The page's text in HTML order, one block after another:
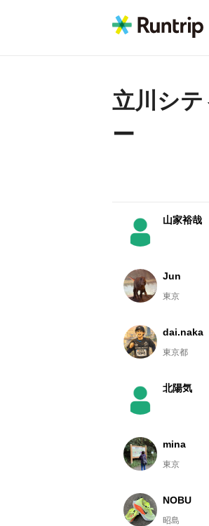
立川シ
ー
山家裕哉
Jun
東京
dai.naka
東京都
北陽気
mina
東京
NOBU
昭島